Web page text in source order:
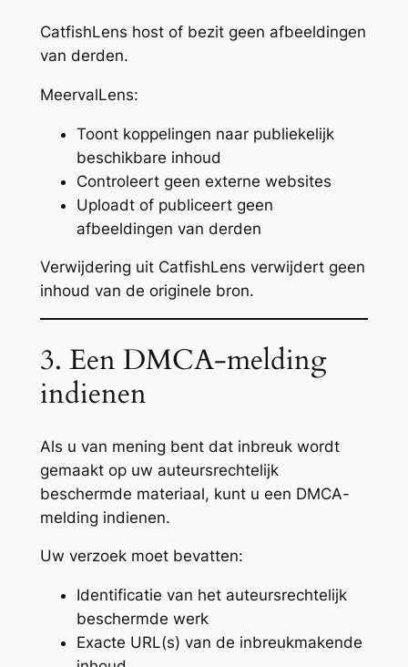
CatfishLens host of bezit geen afbeeldingen
van derden.
MeervalLens:
Toont koppelingen naar publiekelijk
beschikbare inhoud
Controleert geen externe websites
Uploadt of publiceert geen
afbeeldingen van derden
Verwijdering uit CatfishLens verwijdert geen
inhoud van de originele bron.
3. Een DMCA-melding
indienen
Als u van mening bent dat inbreuk wordt
gemaakt op uw auteursrechtelijk
beschermde materiaal, kunt u een DMCA-
melding indienen.
Uw verzoek moet bevatten:
Identificatie van het auteursrechtelijk
beschermde werk
Exacte URL(s) van de inbreukmakende